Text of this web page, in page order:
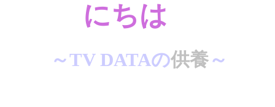
にちは
～TV DATAの供養～